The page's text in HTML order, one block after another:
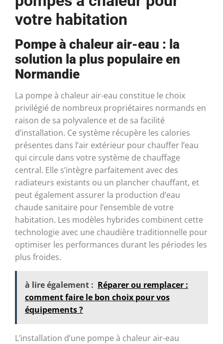
votre habitation
Pompe à chaleur air-eau : la
solution la plus populaire en
Normandie
La pompe à chaleur air-eau constitue le choix
privilégié de nombreux propriétaires normands en
raison de sa polyvalence et de sa facilité
d’installation. Ce système récupère les calories
présentes dans l’air extérieur pour chauffer l’eau
qui circule dans votre système de chauffage
central. Elle s’intègre parfaitement avec des
radiateurs existants ou un plancher chauffant, et
peut également assurer la production d’eau
chaude sanitaire pour l’ensemble de votre
habitation. Les modèles hybrides combinent cette
technologie avec une chaudière traditionnelle pour
optimiser les performances durant les périodes les
plus froides.
à lire également : Réparer ou remplacer :
comment faire le bon choix pour vos
équipements ?
L’installation d’une pompe à chaleur air-eau